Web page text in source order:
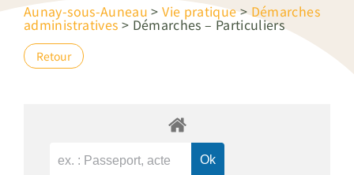
Aunay-sous-Auneau >Vie pratique>Démarches
administratives > Démarches – Particuliers
Retour